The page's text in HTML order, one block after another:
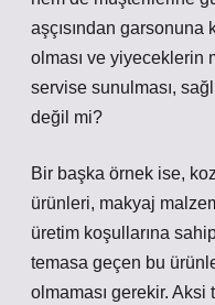
aşçısından garsonuna
olması ve yiyeceklerin
servise sunulması,
değil mi?
Bir başka örnek ise,
ürünleri, makyaj
üretim koşullarına
temasa geçen bu
olmaması gerekir.